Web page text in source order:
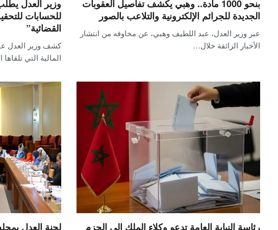
بنحو 1000 مادة.. وهبي يكشف تفاصيل العقوبات
الجديدة للجرائم الإلكترونية والتلاعب بالصور
عبر وزير العدل، عبد اللطيف وهبي، عن مخاوفه من انتشار
الأخبار الزائفة خلال…
وزير العدل
للحسابات
القضائية”
كشف وزير العدل
المالية التي
رئاسة النيابة العامة تدعو وكلاء الملك إلى الحزم لجنة العدل